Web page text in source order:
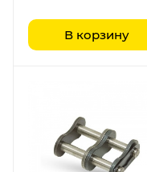
В корзину